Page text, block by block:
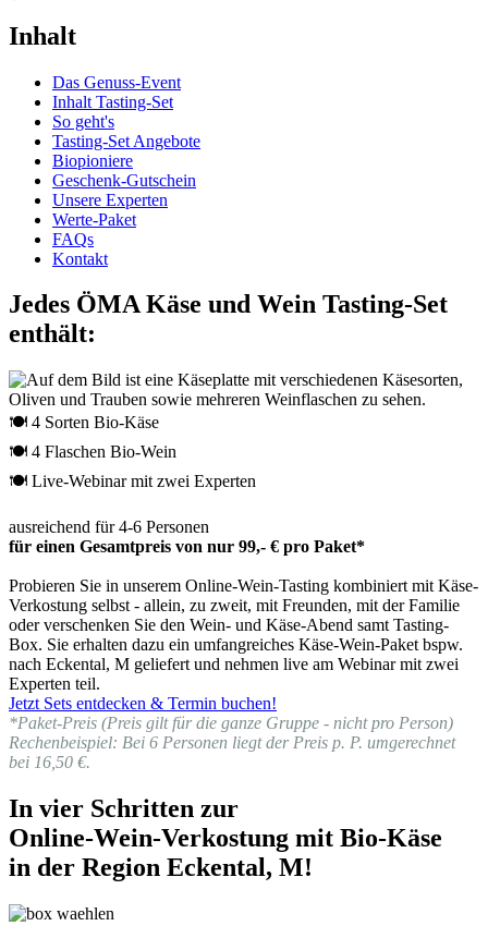
Inhalt
Das Genuss-Event
Inhalt Tasting-Set
So geht's
Tasting-Set Angebote
Biopioniere
Geschenk-Gutschein
Unsere Experten
Werte-Paket
FAQs
Kontakt
Jedes ÖMA Käse und Wein Tasting-Set
enthält:
🍽 4 Sorten Bio-Käse
🍽 4 Flaschen Bio-Wein
🍽 Live-Webinar mit zwei Experten
ausreichend für 4-6 Personen
für einen Gesamtpreis von nur 99,- € pro Paket*
Probieren Sie in unserem Online-Wein-Tasting kombiniert mit Käse-
Verkostung selbst - allein, zu zweit, mit Freunden, mit der Familie
oder verschenken Sie den Wein- und Käse-Abend samt Tasting-
Box. Sie erhalten dazu ein umfangreiches Käse-Wein-Paket bspw.
nach Eckental, M geliefert und nehmen live am Webinar mit zwei
Experten teil.
Jetzt Sets entdecken & Termin buchen!
*Paket-Preis (Preis gilt für die ganze Gruppe - nicht pro Person)
Rechenbeispiel: Bei 6 Personen liegt der Preis p. P. umgerechnet
bei 16,50 €.
In vier Schritten zur
Online-Wein-Verkostung mit Bio-Käse
in der Region Eckental, M!